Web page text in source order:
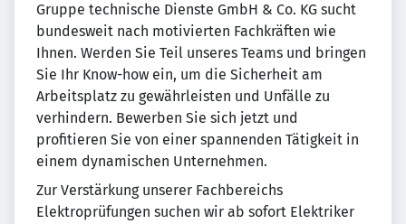
Gruppe technische Dienste GmbH & Co. KG sucht
bundesweit nach motivierten Fachkräften wie
Ihnen. Werden Sie Teil unseres Teams und bringen
Sie Ihr Know-how ein, um die Sicherheit am
Arbeitsplatz zu gewährleisten und Unfälle zu
verhindern. Bewerben Sie sich jetzt und
profitieren Sie von einer spannenden Tätigkeit in
einem dynamischen Unternehmen.
Zur Verstärkung unserer Fachbereichs
Elektroprüfungen suchen wir ab sofort Elektriker